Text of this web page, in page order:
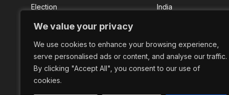
We value your privacy
We use cookies to enhance your browsing experience,
serve personalised ads or content, and analyse our traffic.
By clicking "Accept All", you consent to our use of
cookies.
Election
Kerala Result
Shorts
India